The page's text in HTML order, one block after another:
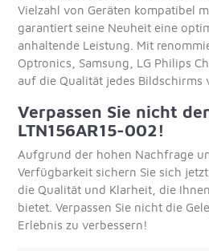
Vielzahl von Geräten kompatibel
garantiert seine Neuheit eine
anhaltende Leistung. Mit
Optronics, Samsung, LG Philips
auf die Qualität jedes Bildschirms
Verpassen Sie nicht
LTN156AR15-002!
Aufgrund der hohen Nachfrage
Verfügbarkeit sichern Sie sich
die Qualität und Klarheit, die
bietet. Verpassen Sie nicht die
Erlebnis zu verbessern!